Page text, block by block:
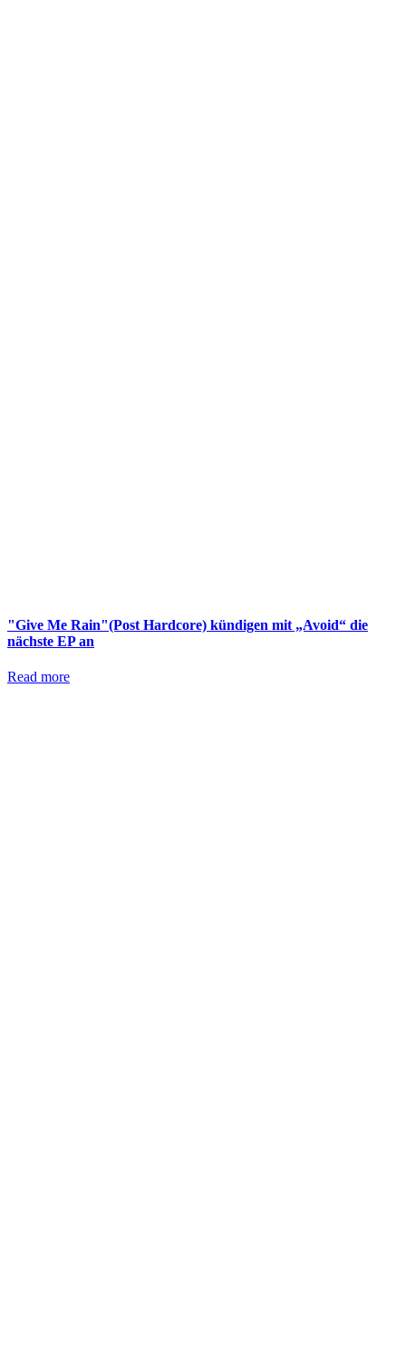
"Give Me Rain"(Post Hardcore) kündigen mit „Avoid“ die
nächste EP an
Read more